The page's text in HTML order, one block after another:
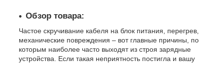
Обзор товара:
Частое скручивание кабеля на блок питания, перегрев,
механические повреждения – вот главные причины, по
которым наиболее часто выходят из строя зарядные
устройства. Если такая неприятность постигла и вашу